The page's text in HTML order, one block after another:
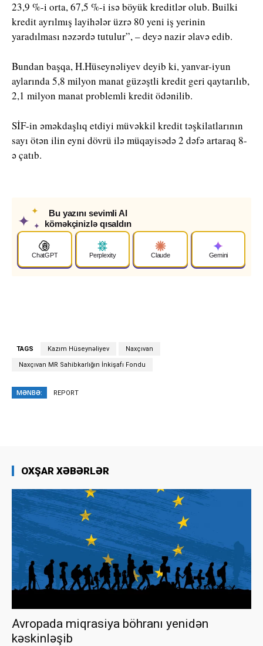
23,9 %-i orta, 67,5 %-i isə böyük kreditlər olub. Builki
kredit ayrılmış layihələr üzrə 80 yeni iş yerinin
yaradılması nəzərdə tutulur”, – deyə nazir əlavə edib.
Bundan başqa, H.Hüseynəliyev deyib ki, yanvar-iyun
aylarında 5,8 milyon manat güzəştli kredit geri qaytarılıb,
2,1 milyon manat problemli kredit ödənilib.
SİF-in əməkdaşlıq etdiyi müvəkkil kredit təşkilatlarının
sayı ötən ilin eyni dövrü ilə müqayisədə 2 dəfə artaraq 8-
ə çatıb.
✦
✦
✦
Bu yazını sevimli AI
köməkçinizlə qısaldın
ChatGPT Perplexity Claude Gemini
TAGS Kazım Hüseynəliyev Naxçıvan
Naxçıvan MR Sahibkarlığın İnkişafı Fondu
MƏNBƏ: REPORT
OXŞAR XƏBƏRLƏR
Avropada miqrasiya böhranı yenidən
kəskinləşib